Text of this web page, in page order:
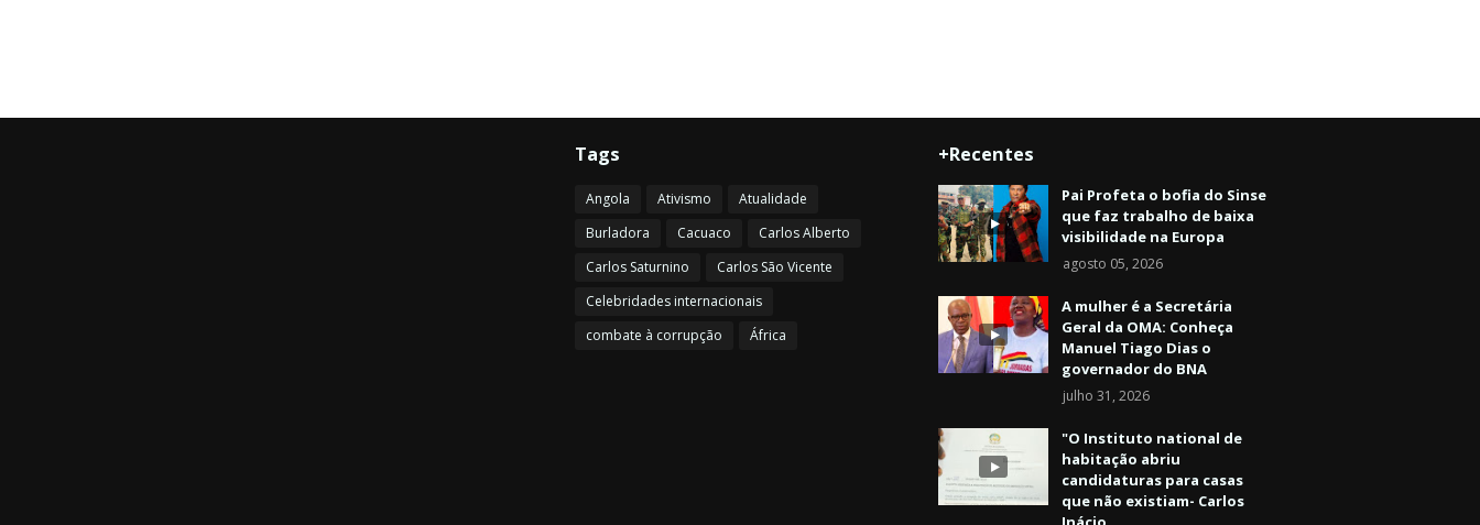
Tags
Angola Ativismo
Atualidade
Burladora
Cacuaco
Carlos Alberto
Carlos Saturnino
Carlos São Vicente
Celebridades internacionais
combate à corrupção
África
+Recentes
Pai Profeta o bofia do Sinse
que faz trabalho de baixa
visibilidade na Europa
agosto 05, 2026
A mulher é a Secretária
Geral da OMA: Conheça
Manuel Tiago Dias o
governador do BNA
julho 31, 2026
"O Instituto national de
habitação abriu
candidaturas para casas
que não existiam- Carlos